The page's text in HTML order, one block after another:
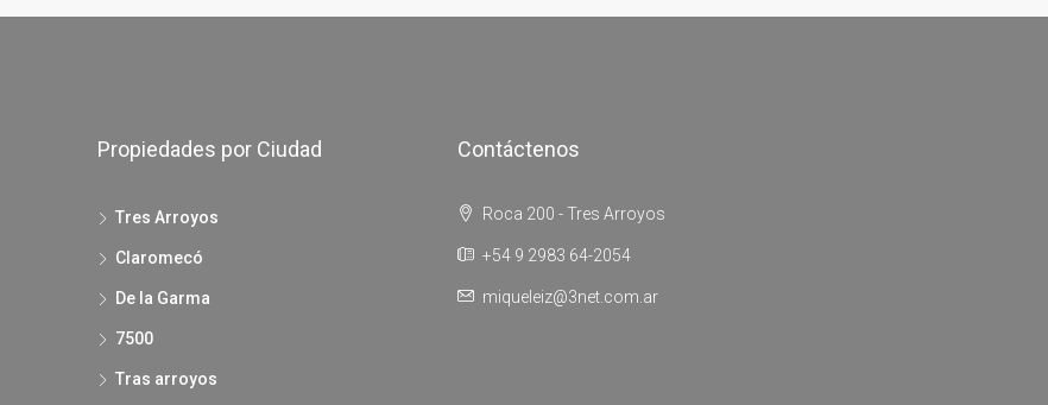
Propiedades por Ciudad
Tres Arroyos
Claromecó
De la Garma
7500
Tras arroyos
Contáctenos
Roca 200 - Tres Arroyos
+54 9 2983 64-2054
miqueleiz@3net.com.ar